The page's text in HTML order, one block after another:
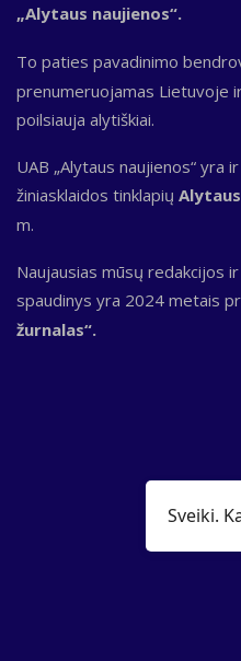
„Alytaus naujienos“.
To paties pavadinimo
prenumeruojamas Lietuvoje
poilsiauja alytiškiai.
UAB „Alytaus naujienos“ yra
žiniasklaidos tinklapių
m.
Naujausias mūsų redakcijos
spaudinys yra 2024 metais
žurnalas“.
Sveiki.